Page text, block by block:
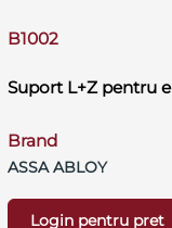
B1002
Suport L+Z pentru
Brand
ASSA ABLOY
Login pentru pret